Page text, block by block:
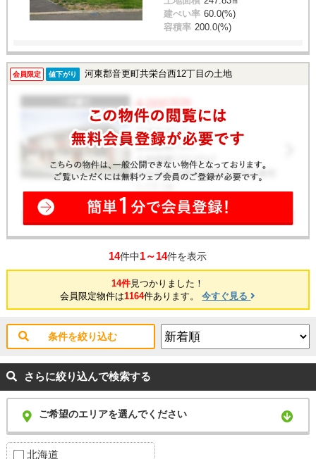
建ぺい率 60.0(%)
容積率 200.0(%)
会員限定 値下がり 河東郡音更町共栄台西12丁目の土地
14件中1～14件を表示
14件見つかりました！
会員限定物件は1164件あります。今すぐ見る
条件を絞り込む
さらに絞り込んで検索する
ご希望のエリアを選んでください
北海道